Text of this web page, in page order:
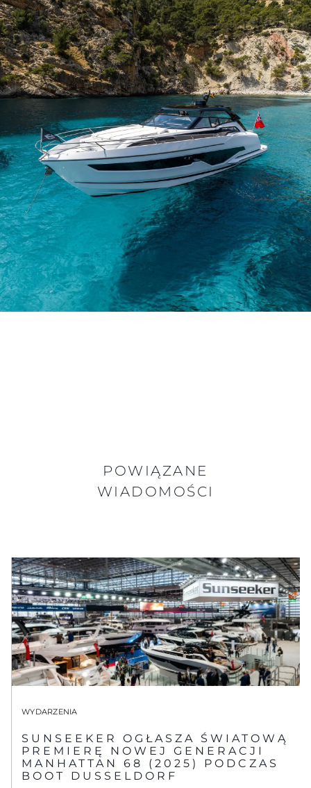
POWIĄZANE
WIADOMOŚCI
WYDARZENIA
SUNSEEKER OGŁASZA ŚWIATOWĄ
PREMIERĘ NOWEJ GENERACJI
MANHATTAN 68 (2025) PODCZAS
BOOT DUSSELDORF